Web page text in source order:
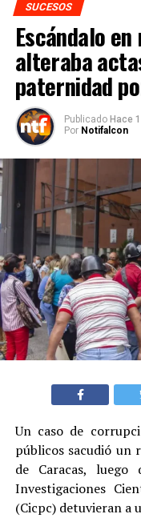
SUCESOS
Escándalo
alteraba
paternidad
Publicado Hace
Por Notifalcon
Un caso de
públicos sacudió
de Caracas,
Investigaciones
(Cicpc) detuvieran a